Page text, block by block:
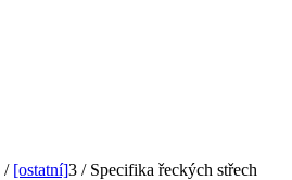
/ [ostatní]3 / Specifika řeckých střech